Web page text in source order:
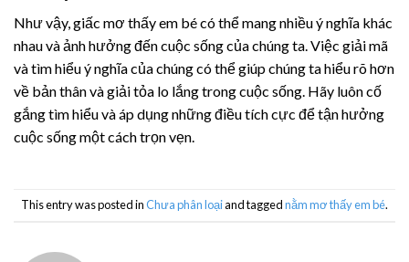
Như vậy, giấc mơ thấy em bé có thể mang nhiều ý nghĩa khác
nhau và ảnh hưởng đến cuộc sống của chúng ta. Việc giải mã
và tìm hiểu ý nghĩa của chúng có thể giúp chúng ta hiểu rõ hơn
về bản thân và giải tỏa lo lắng trong cuộc sống. Hãy luôn cố
gắng tìm hiểu và áp dụng những điều tích cực để tận hưởng
cuộc sống một cách trọn vẹn.
This entry was posted inChưa phân loạiand taggednằm mơ thấy em bé.